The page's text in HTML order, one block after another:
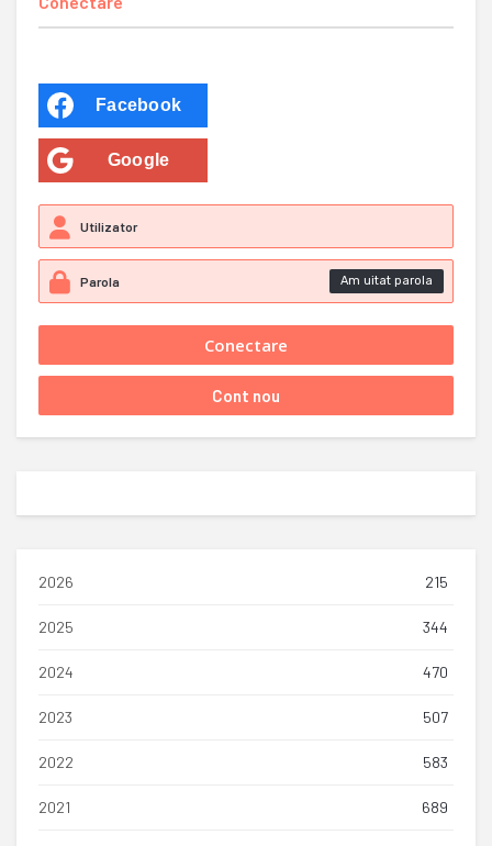
Facebook
Google
Am uitat parola
2026 215
2025 344
2024 470
2023 507
2022 583
2021 689